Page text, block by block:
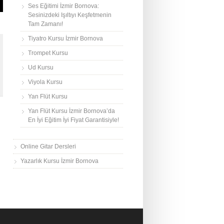
Ses Eğitimi İzmir Bornova:
Sesinizdeki Işıltıyı Keşfetmenin
Tam Zamanı!
Tiyatro Kursu İzmir Bornova
Trompet Kursu
Ud Kursu
Viyola Kursu
Yan Flüt Kursu
Yan Flüt Kursu İzmir Bornova’da
En İyi Eğitim İyi Fiyat Garantisiyle!
Online Gitar Dersleri
Yazarlık Kursu İzmir Bornova